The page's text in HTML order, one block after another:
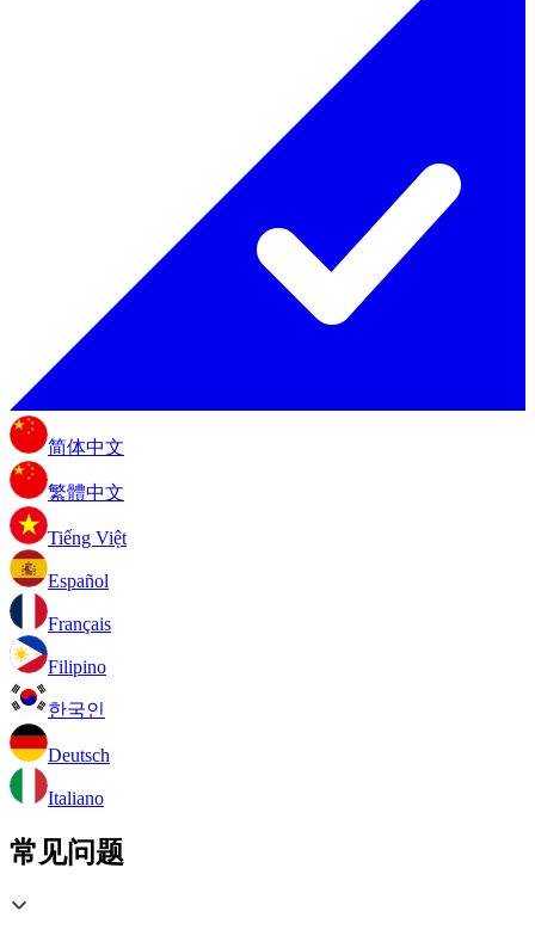
简体中文
繁體中文
Tiếng Việt
Español
Français
Filipino
한국인
Deutsch
Italiano
常见问题